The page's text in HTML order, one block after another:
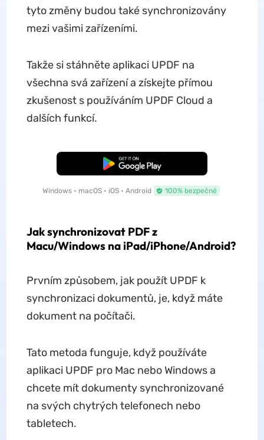
tyto změny budou také synchronizovány
mezi vašimi zařízeními.
Takže si stáhněte aplikaci UPDF na
všechna svá zařízení a získejte přímou
zkušenost s používáním UPDF Cloud a
dalších funkcí.
Bezplatné stažení
Windows • macOS • iOS • Android 100% bezpečné
Jak synchronizovat PDF z
Macu/Windows na iPad/iPhone/Android?
Prvním způsobem, jak použít UPDF k
synchronizaci dokumentů, je, když máte
dokument na počítači.
Tato metoda funguje, když používáte
aplikaci UPDF pro Mac nebo Windows a
chcete mít dokumenty synchronizované
na svých chytrých telefonech nebo
tabletech.